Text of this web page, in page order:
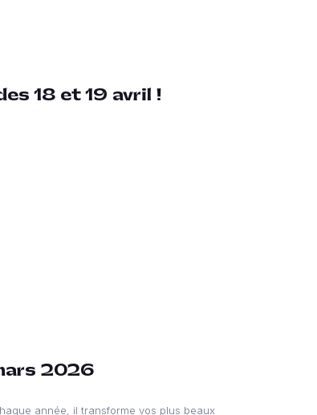
18 et 19 avril !
2026
année, il transforme vos plus beaux